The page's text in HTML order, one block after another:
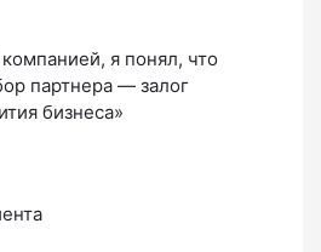
я понял, что
партнера — залог
бизнеса»